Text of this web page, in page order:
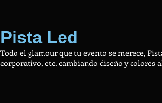
Pista Led
Todo el glamour que tu evento se merece,
corporativo, etc. cambiando diseño y colores